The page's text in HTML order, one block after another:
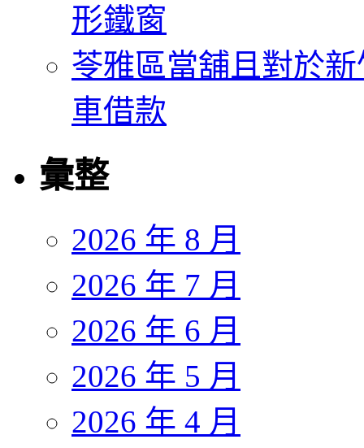
形鐵窗
苓雅區當舖且對於
車借款
彙整
2026 年 8 月
2026 年 7 月
2026 年 6 月
2026 年 5 月
2026 年 4 月